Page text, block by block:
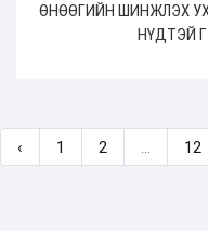
ӨНӨӨГИЙН ШИНЖЛЭХ
НҮДТЭЙ
‹ 1 2 ... 12